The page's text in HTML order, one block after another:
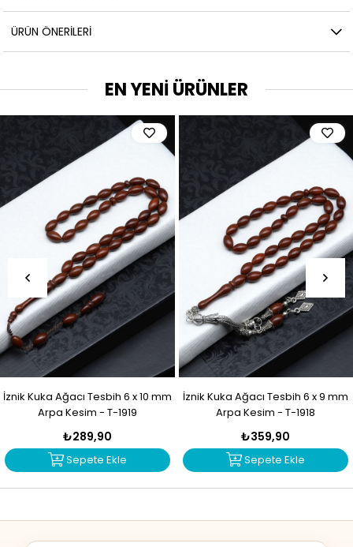
ÜRÜN ÖNERILERI
EN YENİ ÜRÜNLER
İznik Kuka Ağacı Tesbih 6 x 10 mm
Arpa Kesim - T-1919
₺289,90
Sepete Ekle
İznik Kuka Ağacı Tesbih 6 x 9 mm
Arpa Kesim - T-1918
₺359,90
Sepete Ekle